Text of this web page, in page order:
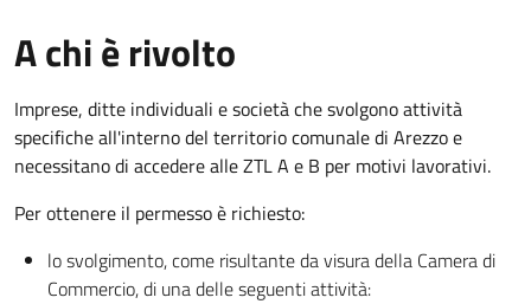
A chi è rivolto
Imprese, ditte individuali e società che svolgono attività
specifiche all'interno del territorio comunale di Arezzo e
necessitano di accedere alle ZTL A e B per motivi lavorativi.
Per ottenere il permesso è richiesto:
lo svolgimento, come risultante da visura della Camera di
Commercio, di una delle seguenti attività: